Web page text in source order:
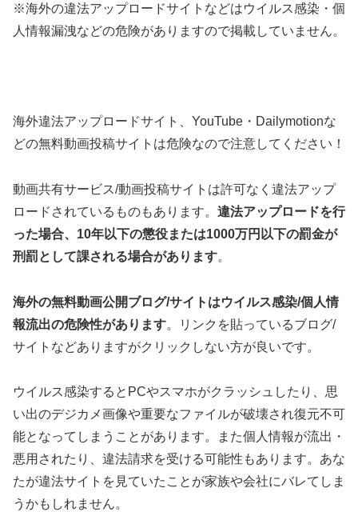
※海外の違法アップロードサイトなどはウイルス感染・個
人情報漏洩などの危険がありますので掲載していません。
海外違法アップロードサイト、YouTube・Dailymotionな
どの無料動画投稿サイトは危険なので注意してください！
動画共有サービス/動画投稿サイトは許可なく違法アップ
ロードされているものもあります。 違法アップロードを行
った場合、10年以下の懲役または1000万円以下の罰金が
刑罰として課される場合があります。
海外の無料動画公開ブログ/サイトはウイルス感染/個人情
報流出の危険性があります。リンクを貼っているブログ/
サイトなどありますがクリックしない方が良いです。
ウイルス感染するとPCやスマホがクラッシュしたり、思
い出のデジカメ画像や重要なファイルが破壊され復元不可
能となってしまうことがあります。また個人情報が流出・
悪用されたり、違法請求を受ける可能性もあります。あな
たが違法サイトを見ていたことが家族や会社にバレてしま
うかもしれません。